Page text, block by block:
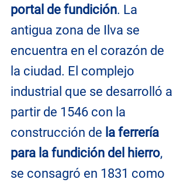
portal de fundición. La
antigua zona de Ilva se
encuentra en el corazón de
la ciudad. El complejo
industrial que se desarrolló a
partir de 1546 con la
construcción de la ferrería
para la fundición del hierro,
se consagró en 1831 como